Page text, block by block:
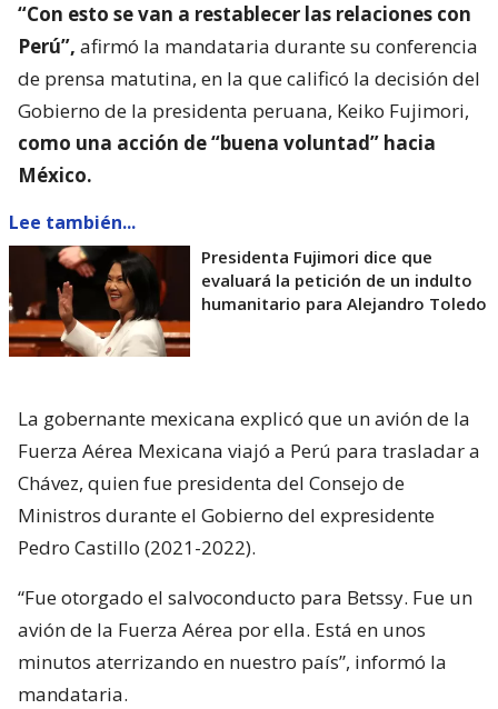
“Con esto se van a restablecer las relaciones con
Perú”, afirmó la mandataria durante su conferencia
de prensa matutina, en la que calificó la decisión del
Gobierno de la presidenta peruana, Keiko Fujimori,
como una acción de “buena voluntad” hacia
México.
Lee también...
Presidenta Fujimori dice que
evaluará la petición de un indulto
humanitario para Alejandro Toledo
La gobernante mexicana explicó que un avión de la
Fuerza Aérea Mexicana viajó a Perú para trasladar a
Chávez, quien fue presidenta del Consejo de
Ministros durante el Gobierno del expresidente
Pedro Castillo (2021-2022).
“Fue otorgado el salvoconducto para Betssy. Fue un
avión de la Fuerza Aérea por ella. Está en unos
minutos aterrizando en nuestro país”, informó la
mandataria.